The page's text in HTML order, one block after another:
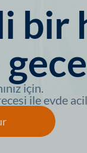
bir
için.
ile evde